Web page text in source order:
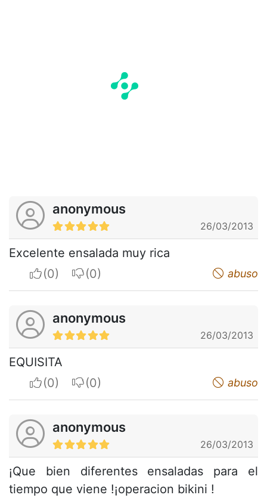
anonymous
26/03/2013
Excelente ensalada muy rica
I apreciateI do not appreciate abuso
anonymous
26/03/2013
EQUISITA
I apreciateI do not appreciate abuso
anonymous
26/03/2013
¡Que bien diferentes ensaladas para el
tiempo que viene !¡operacion bikini !